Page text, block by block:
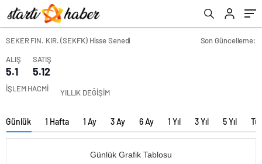
SEKER FIN. KIR. (SEKFK) Hisse Senedi
Son Güncelleme:
ALIŞ
5.1
SATIŞ
5.12
İŞLEM HACMİ YILLIK DEĞİŞİM
Günlük 1 Hafta 1 Ay 3 Ay 6 Ay 1 Yıl 3 Yıl 5 Yıl
Günlük Grafik Tablosu